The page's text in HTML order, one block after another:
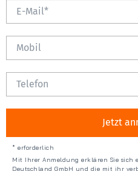
Jetzt
* erforderlich
Mit Ihrer Anmeldung erklären Sie sich
Deutschland GmbH und die mit ihr